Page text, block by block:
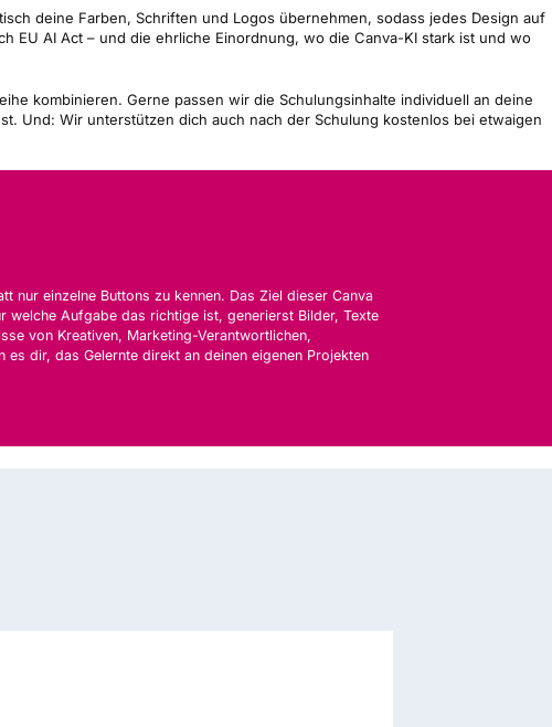
deine Farben, Schriften und Logos übernehmen, sodass jedes Design auf
EU AI Act – und die ehrliche Einordnung, wo die Canva-KI stark ist und wo
kombinieren. Gerne passen wir die Schulungsinhalte individuell an deine
Und: Wir unterstützen dich auch nach der Schulung kostenlos bei etwaigen
nur einzelne Buttons zu kennen. Das Ziel dieser Canva
welche Aufgabe das richtige ist, generierst Bilder, Texte
von Kreativen, Marketing-Verantwortlichen,
dir, das Gelernte direkt an deinen eigenen Projekten